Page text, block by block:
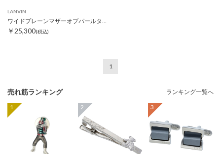
LANVIN
ワイドプレーンマザーオブパールタイピン
￥25,300(税込)
1
売れ筋ランキング ランキング一覧へ
1 2 3